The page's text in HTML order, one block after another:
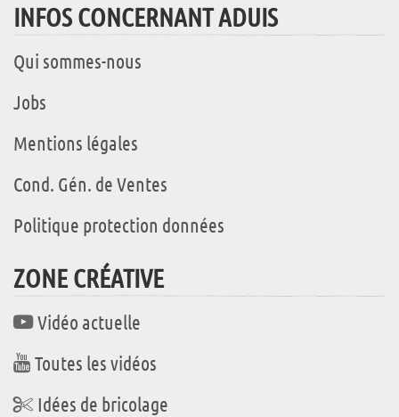
INFOS CONCERNANT ADUIS
Qui sommes-nous
Jobs
Mentions légales
Cond. Gén. de Ventes
Politique protection données
ZONE CRÉATIVE
Vidéo actuelle
Toutes les vidéos
Idées de bricolage